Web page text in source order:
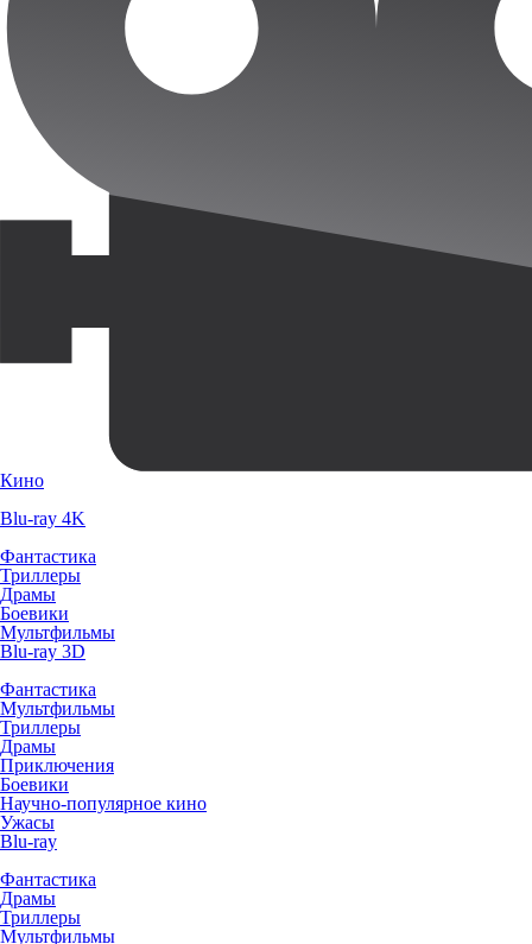
Кино
Blu-ray 4K
Фантастика
Триллеры
Драмы
Боевики
Мультфильмы
Blu-ray 3D
Фантастика
Мультфильмы
Триллеры
Драмы
Приключения
Боевики
Научно-популярное кино
Ужасы
Blu-ray
Фантастика
Драмы
Триллеры
Мультфильмы